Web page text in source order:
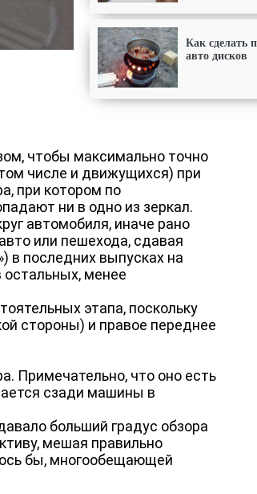
Как сделать
авто дисков
чтобы максимально точно
числе и движущихся) при
при котором по
ни в одно из зеркал.
автомобиля, иначе рано
или пешехода, сдавая
в последних выпусках на
остальных, менее
этапа, поскольку
стороны) и правое переднее
Примечательно, что оно есть
сзади машины в
больший градус обзора
мешая правильно
бы, многообещающей